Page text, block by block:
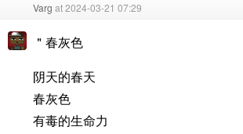
Varg at 2024-03-21 07:29
＂春灰色
阴天的春天
春灰色
有毒的生命力